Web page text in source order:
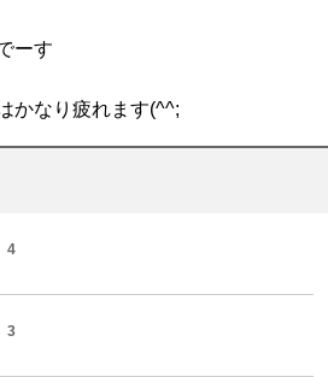
ーす
かなり疲れます(^^;
4
3